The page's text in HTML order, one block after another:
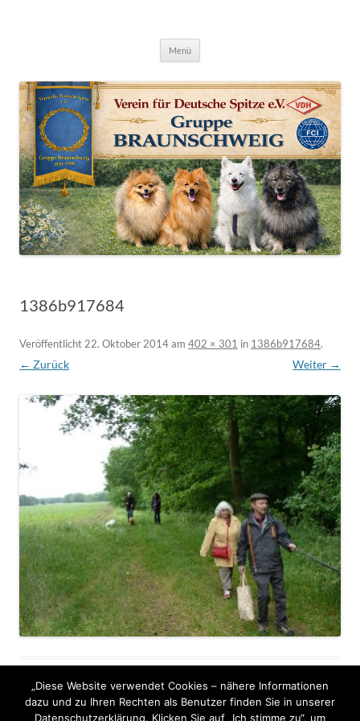
Menü
1386b917684
Veröffentlicht22. Oktober 2014am 402 × 301 in 1386b917684.
← Zurück Weiter →
„Diese Website verwendet Cookies – nähere Informationen
dazu und zu Ihren Rechten als Benutzer finden Sie in unserer
Datenschutzerklärung. Klicken Sie auf „Ich stimme zu“, um